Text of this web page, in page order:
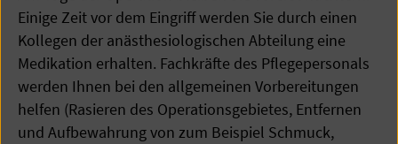
Einige Zeit vor dem Eingriff werden Sie durch einen
Kollegen der anästhesiologischen Abteilung eine
Medikation erhalten. Fachkräfte des Pflegepersonals
werden Ihnen bei den allgemeinen Vorbereitungen
helfen (Rasieren des Operationsgebietes, Entfernen
und Aufbewahrung von zum Beispiel Schmuck,